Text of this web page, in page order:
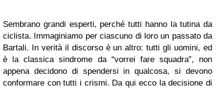
Sembrano grandi esperti, perché tutti hanno la tutina da
ciclista. Immaginiamo per ciascuno di loro un passato da
Bartali. In verità il discorso è un altro: tutti gli uomini, ed
è la classica sindrome da “vorrei fare squadra”, non
appena decidono di spendersi in qualcosa, si devono
conformare con tutti i crismi. Da qui ecco la decisione di